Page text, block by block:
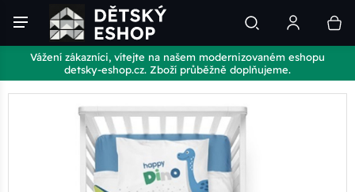
Vážení zákazníci, vítejte na našem modernizovaném eshopu
detsky-eshop.cz. Zboží průběžně doplňujeme.